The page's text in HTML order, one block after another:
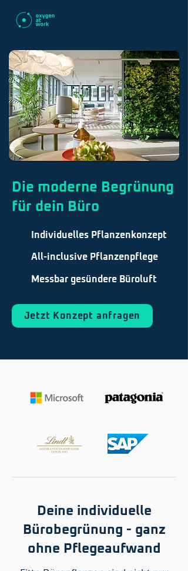
Die moderne Begrünung
für dein Büro
Individuelles Pflanzenkonzept
All-inclusive Pflanzenpflege
Messbar gesündere Büroluft
Jetzt Konzept anfragen
Deine individuelle
Bürobegrünung - ganz
ohne Pflegeaufwand